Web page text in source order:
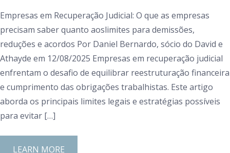
Empresas em Recuperação Judicial: O que as empresas
precisam saber quanto aoslimites para demissões,
reduções e acordos Por Daniel Bernardo, sócio do David e
Athayde em 12/08/2025 Empresas em recuperação judicial
enfrentam o desafio de equilibrar reestruturação financeira
e cumprimento das obrigações trabalhistas. Este artigo
aborda os principais limites legais e estratégias possíveis
para evitar […]
LEARN MORE